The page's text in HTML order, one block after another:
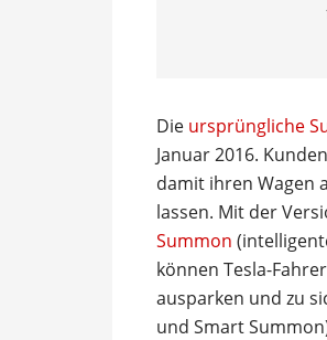
Die ursprüngliche
Januar 2016.
damit ihren Wagen
lassen. Mit der
Summon
können Tesla-
ausparken und zu
und Smart